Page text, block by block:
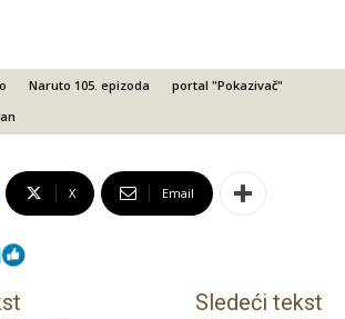
Naruto 105. epizoda
portal "Pokazivač"
X Email
Sledeći tekst